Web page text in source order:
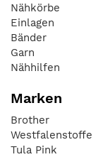
Nähkörbe
Einlagen
Bänder
Garn
Nähhilfen
Marken
Brother
Westfalenstoffe
Tula Pink